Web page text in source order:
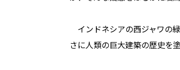
インドネシアの西ジャワの
さに人類の巨大建築の歴史を